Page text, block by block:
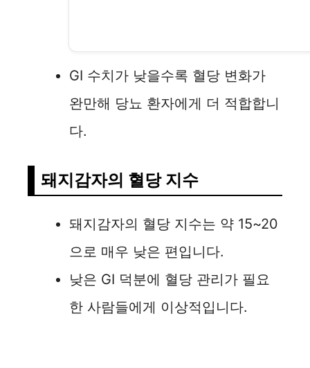
GI 수치가 낮을수록 혈당 변화가
완만해 당뇨 환자에게 더 적합합니
다.
돼지감자의 혈당 지수
돼지감자의 혈당 지수는 약 15~20
으로 매우 낮은 편입니다.
낮은 GI 덕분에 혈당 관리가 필요
한 사람들에게 이상적입니다.